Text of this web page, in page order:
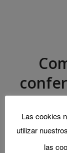
por la
Real
de
Las cookies
utilizar
las